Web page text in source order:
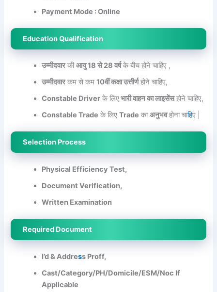
Payment Mode : Online
Education Qualification
उम्मीदवारकीआयु 18 से 28 वर्षके बीच होने चाहिए ,
उम्मीदवारकम से कम10वीं कक्षा उत्तीर्णहोने चाहिए,
Constable Driver के लिएभारी वाहन का लाइसेंसहोने चाहिए,
Constable Trade के लिएTrade काअनुभवहोना चाहिए |
Selection Process
Physical Efficiency Test,
Document Verification,
Written Examination
Required Document
I’d & Address Proff,
Cast/Category/PH/Domicile/ESM/Noc If
Applicable